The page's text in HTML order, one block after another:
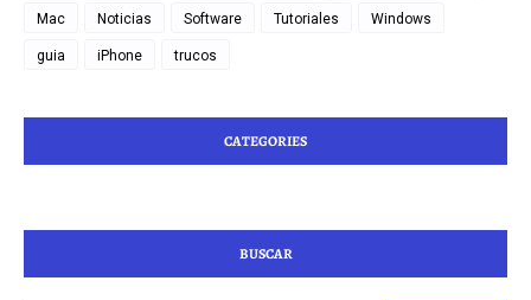
Mac Noticias Software Tutoriales Windows
guia iPhone trucos
CATEGORIES
BUSCAR